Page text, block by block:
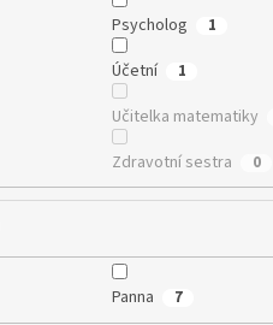
Psycholog 1
Účetní 1
Učitelka matematiky
Zdravotní sestra 0
Panna 7